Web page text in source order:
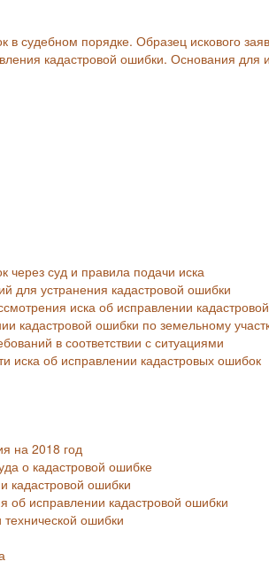
в судебном порядке. Образец искового
кадастровой ошибки. Основания для
через суд и правила подачи иска
для устранения кадастровой ошибки
иска об исправлении
кадастровой ошибки по земельному
в соответствии с ситуациями
иска об исправлении кадастровых ошибок
на 2018 год
о кадастровой ошибке
кадастровой ошибки
об исправлении кадастровой ошибки
ошибки